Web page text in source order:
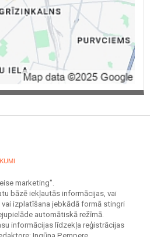
marketing".
bāzē iekļautās informācijas, vai
izplatīšana jebkādā formā stingri
automātiskā režīmā.
informācijas līdzekļa reģistrācijas